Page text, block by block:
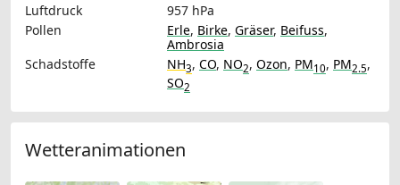
Luftdruck
957 hPa
Pollen
Erle, Birke, Gräser, Beifuss,
Ambrosia
Schadstoffe
NH3, CO, NO2, Ozon, PM10, PM2.5,
SO2
Wetteranimationen